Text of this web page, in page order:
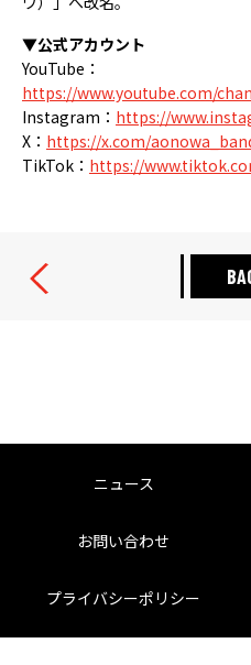
▼公式アカウント
YouTube：
https://www.youtube.com/
Instagram： https://
X： https://x.com/
TikTok： https://
ニュース
お問い合わせ
プライバシーポリシー